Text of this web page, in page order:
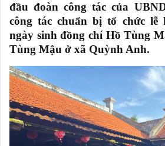
đầu đoàn công tác của
công tác chuẩn bị tổ chức lễ
ngày sinh đồng chí Hồ Tùng
Tùng Mậu ở xã Quỳnh Anh.